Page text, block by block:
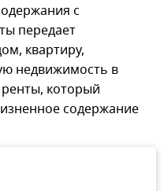
с
передает
квартиру,
недвижимость в
который
содержание